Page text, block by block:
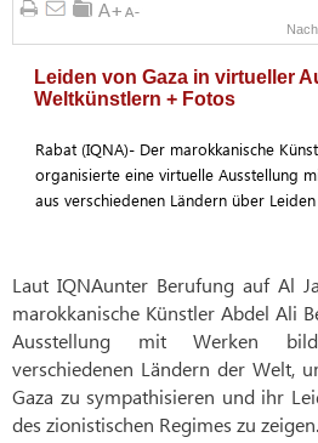
Leiden von Gaza in virtueller
Weltkünstlern + Fotos
Rabat (IQNA)- Der marokkanische
organisierte eine virtuelle Ausstellung
aus verschiedenen Ländern über
Laut IQNAunter Berufung auf Al
marokkanische Künstler Abdel Ali
Ausstellung mit Werken
verschiedenen Ländern der Welt,
Gaza zu sympathisieren und ihr
des zionistischen Regimes zu zeigen.